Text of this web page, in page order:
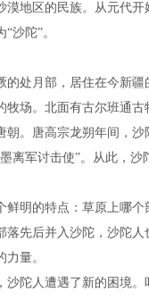
地区的民族。从元代开
沙陀”。
的处月部，居住在今新
场。北面有古尔班通古
。唐高宗龙朔年间，
离军讨击使”。从此，
明的特点：草原上哪
落先后并入沙陀，沙陀
量。
沙陀人遭遇了新的困境